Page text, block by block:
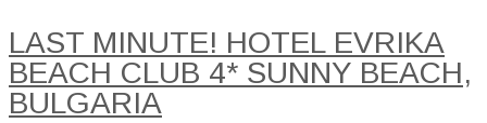
LAST MINUTE! HOTEL EVRIKA
BEACH CLUB 4* SUNNY BEACH,
BULGARIA